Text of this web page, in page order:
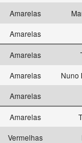
Amarelas
Amarelas
Amarelas
Amarelas
Nuno
Amarelas
Amarelas
Vermelhas